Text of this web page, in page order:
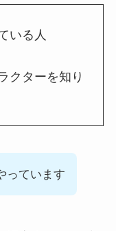
いる人
クターを知り
っています